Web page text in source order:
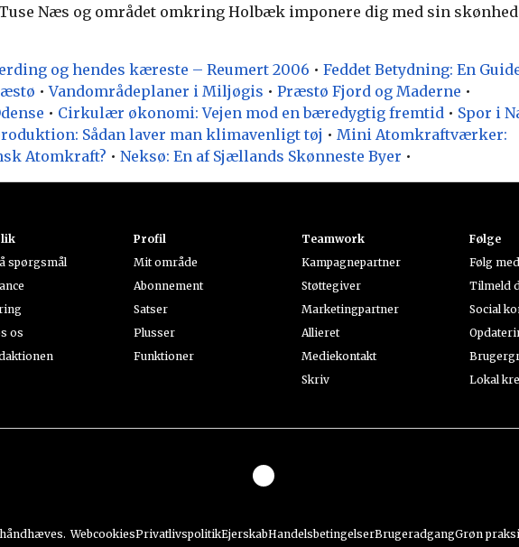
Næs og området omkring Holbæk imponere dig med sin
og hendes kæreste – Reumert 2006 • Feddet Betydning: En
•Vandområdeplaner i Miljøgis • Præstø Fjord og Maderne •
• Cirkulær økonomi: Vejen mod en bæredygtig fremtid • Spor i
Sådan laver man klimavenligt tøj • Mini Atomkraftværker:
Atomkraft? • Neksø: En af Sjællands Skønneste Byer •
spørgsmål
os
Profil
Mit område
Abonnement
Satser
Plusser
Funktioner
Teamwork
Kampagnepartner
Støttegiver
Marketingpartner
Allieret
Mediekontakt
Skriv
Følge
Følg med
Tilmeld
Social
Lokal
WebcookiesPrivatlivspolitikEjerskabHandelsbetingelserBrugeradgangGrøn